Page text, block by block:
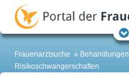
Frauenarztsuche Behandlungen
Risikoschwangerschaften